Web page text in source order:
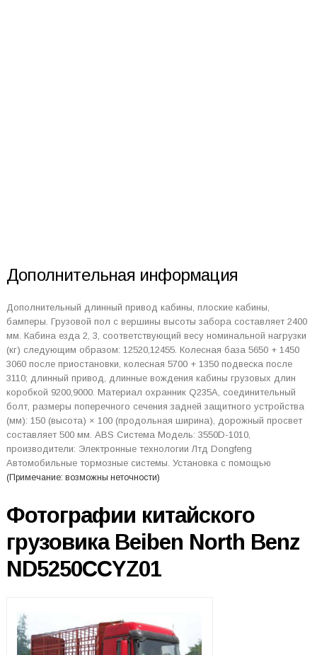
Дополнительная информация
Дополнительный длинный привод кабины, плоские кабины,
бамперы. Грузовой пол с вершины высоты забора составляет 2400
мм. Кабина езда 2, 3, соответствующий весу номинальной нагрузки
(кг) следующим образом: 12520,12455. Колесная база 5650 + 1450
3060 после приостановки, колесная 5700 + 1350 подвеска после
3110; длинный привод, длинные вождения кабины грузовых длин
коробкой 9200,9000. Материал охранник Q235A, соединительный
болт, размеры поперечного сечения задней защитного устройства
(мм): 150 (высота) × 100 (продольная ширина), дорожный просвет
составляет 500 мм. ABS Система Модель: 3550D-1010,
производители: Электронные технологии Лтд Dongfeng
Автомобильные тормозные системы. Установка с помощью
(Примечание: возможны неточности)
Фотографии китайского
грузовика Beiben North Benz
ND5250CCYZ01